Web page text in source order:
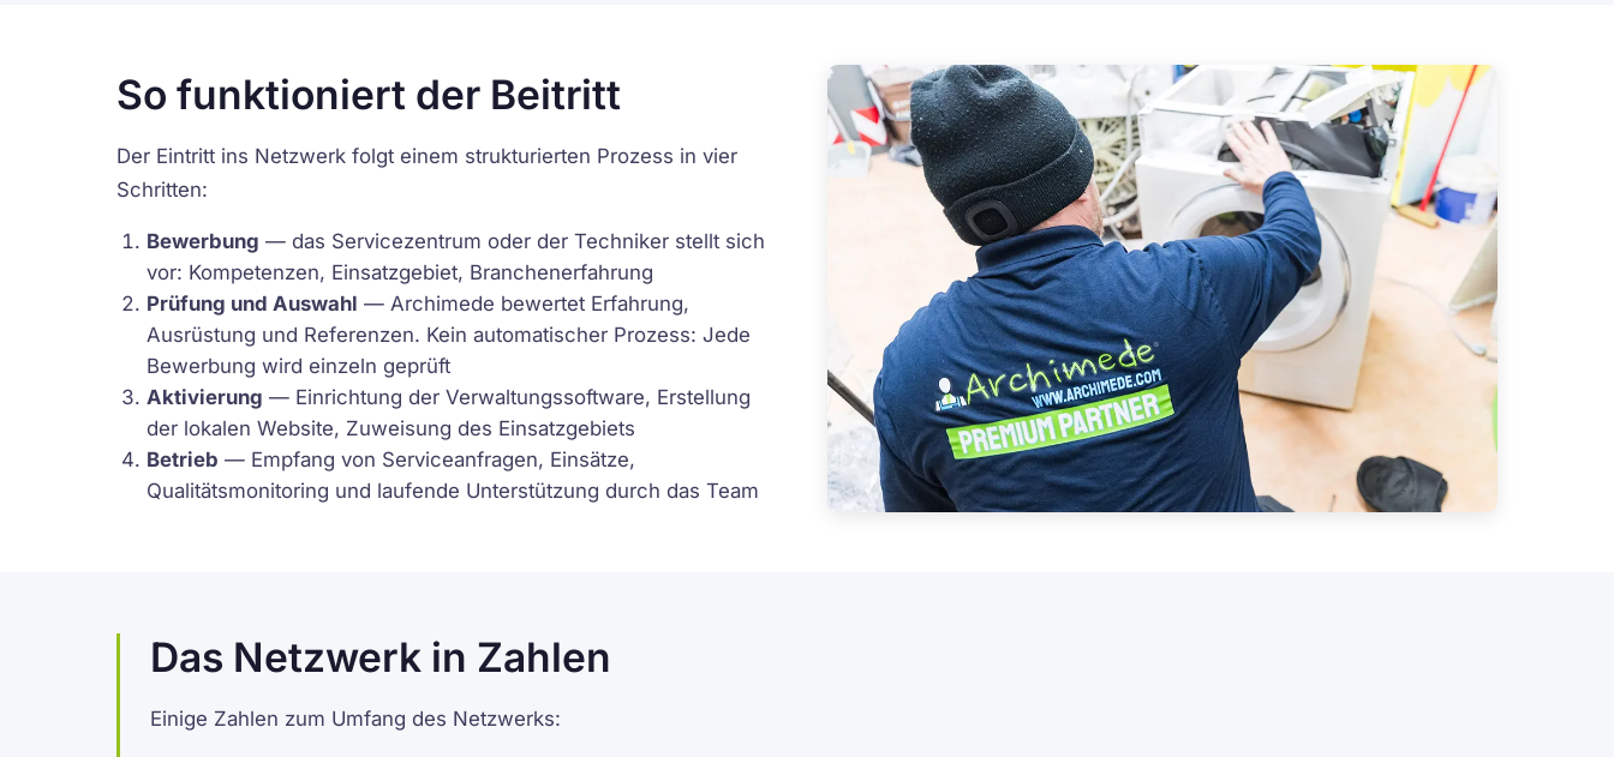
So funktioniert der Beitritt
Der Eintritt ins Netzwerk folgt einem strukturierten Prozess in vier
Schritten:
Bewerbung — das Servicezentrum oder der Techniker stellt sich
vor: Kompetenzen, Einsatzgebiet, Branchenerfahrung
Prüfung und Auswahl — Archimede bewertet Erfahrung,
Ausrüstung und Referenzen. Kein automatischer Prozess: Jede
Bewerbung wird einzeln geprüft
Aktivierung — Einrichtung der Verwaltungssoftware, Erstellung
der lokalen Website, Zuweisung des Einsatzgebiets
Betrieb — Empfang von Serviceanfragen, Einsätze,
Qualitätsmonitoring und laufende Unterstützung durch das Team
Das Netzwerk in Zahlen
Einige Zahlen zum Umfang des Netzwerks: